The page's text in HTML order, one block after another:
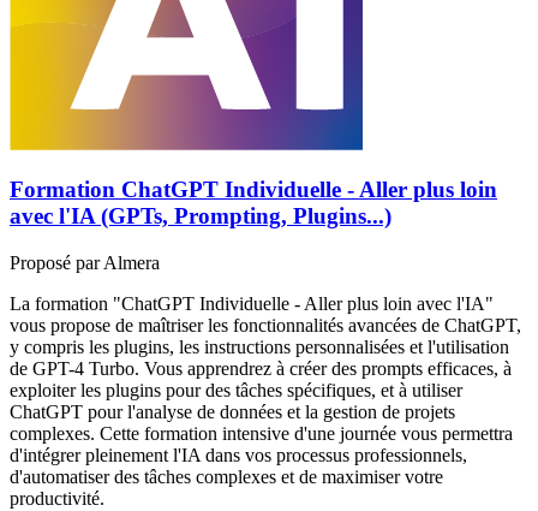
Formation ChatGPT Individuelle - Aller plus loin
avec l'IA (GPTs, Prompting, Plugins...)
Proposé parAlmera
La formation "ChatGPT Individuelle - Aller plus loin avec l'IA"
vous propose de maîtriser les fonctionnalités avancées de ChatGPT,
y compris les plugins, les instructions personnalisées et l'utilisation
de GPT-4 Turbo. Vous apprendrez à créer des prompts efficaces, à
exploiter les plugins pour des tâches spécifiques, et à utiliser
ChatGPT pour l'analyse de données et la gestion de projets
complexes. Cette formation intensive d'une journée vous permettra
d'intégrer pleinement l'IA dans vos processus professionnels,
d'automatiser des tâches complexes et de maximiser votre
productivité.